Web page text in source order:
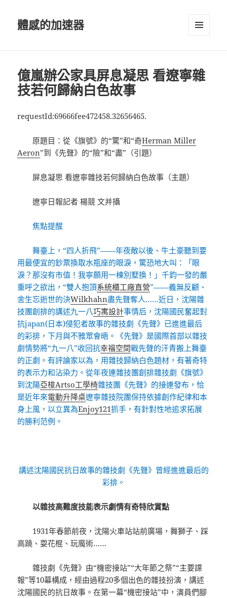
體感的加速器
億嵐辦公家具屏息凝思 看遼寧雜
技若何歸納白色故事
requestId:69666fee472458.32656465.
原題目：從《旗號》的“驚”和“奇Herman Miller
Aeron”到《先聲》的“險”和“盡”（引題）
屏息凝思 看遼寧雜技若何歸納白色故事（主題）
遼寧日報記者 楊競 文并攝
焦點提醒
舞臺上，“四人折飛”——年夜敵以後、牛土豪聽到要
用最便宜的鈔票換取水瓶座的眼淚，驚恐地大叫：「眼
淚？那沒有市值！我寧願用一棟別墅換！」千鈞一發的嚴
重呼之欲出，“雙人抱頂系統櫃工廠直營”——義無反顧、
舍生忘逝世的決Wilkhahn盡先聲奪人……近日，沈陽雜
技團創排的講述九一八巧寓設計事情后，沈陽國民奮起對
抗japan(日本)侵犯者故事的雜技劇《先聲》已進進最后
的彩排，下月與不雅眾會晤。《先聲》是國際首部以雜技
劇情勢將“九一八”收回抗幸福空間戰先聲的汗青搬上舞臺
的正劇。有評論家以為，用雜技歸納白色題材，有著奇特
的表示力和沾染力。從年夜連雜技團創排雜技劇《旗號》
到沈陽亞梭Artso工學椅雜技團《先聲》的接連發布，恰
是近年來電動升降桌遼寧雜技院團保持依據創作紀律和本
身上風，以立異為Enjoy121抓手，有針對性地追求拓展
的勝利范例。
講述沈陽國民抗日故事的雜技劇《先聲》曾經進進最后的
彩排。
以雜技高難度技能表示劇情有奇特欣賞點
1931年春節前夜，沈陽火車站站前廣場，舞獅子、踩
高蹺、耍花棍、玩魔術……
雜技劇《先聲》由“機密接站”“大年節之祭”“主要諜
報”等10幕構成，經由過程20多個出色的雜技扮演，講述
沈陽國民的抗日故事。在第一幕“機密接站”中，演員們腳